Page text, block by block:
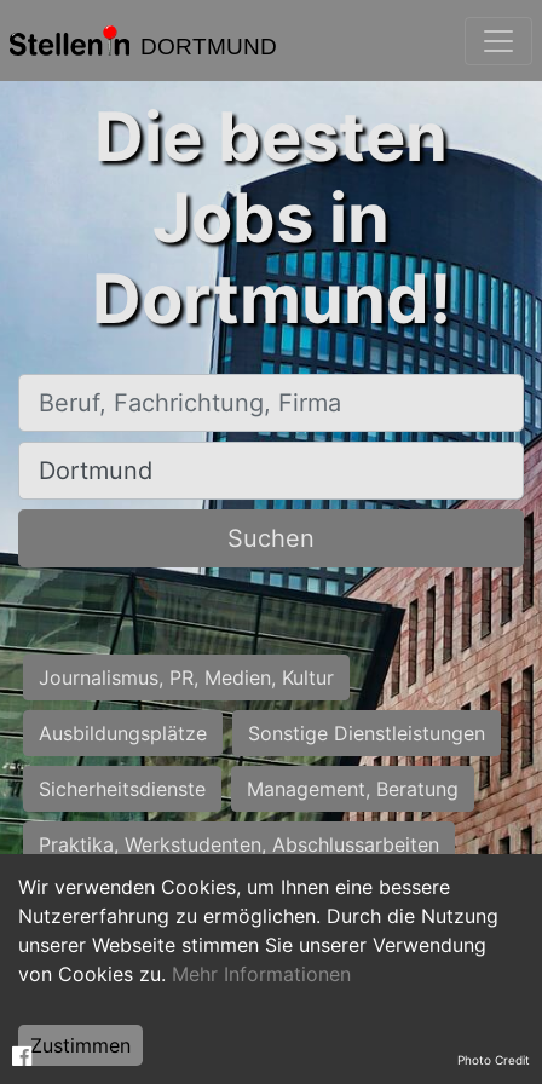
DORTMUND
Wir verwenden Cookies, um Ihnen eine bessere
Nutzererfahrung zu ermöglichen. Durch die Nutzung
unserer Webseite stimmen Sie unserer Verwendung
von Cookies zu. Mehr Informationen
Zustimmen
Die besten
Jobs in
Dortmund!
Beruf, Fachrichtung, Firma
Ort, Stadt
Suchen
Journalismus, PR, Medien, Kultur
Ausbildungsplätze Sonstige Dienstleistungen
Sicherheitsdienste Management, Beratung
Praktika, Werkstudenten, Abschlussarbeiten
Personalwesen Assistenz, Sekretariat
Hilfskräfte, Aushilfs- und Nebenjobs
Weiterbildung, Studium, duale Ausbildung Photo Credit